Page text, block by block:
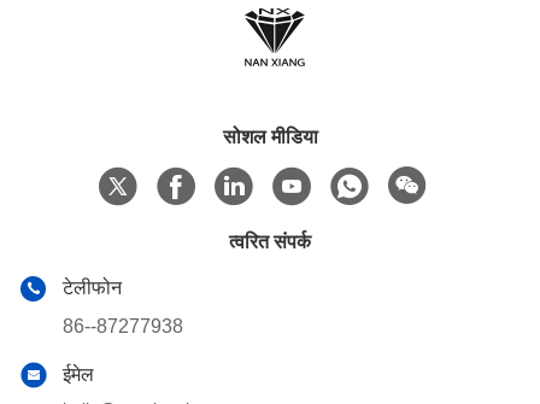
सोशल मीडिया
त्वरित संपर्क
टेलीफोन
86--87277938
ईमेल